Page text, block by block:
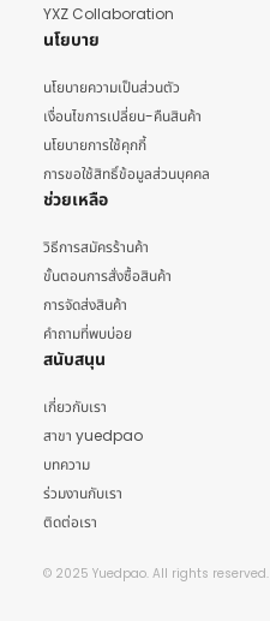
YXZ Collaboration
นโยบาย
นโยบายความเป็นส่วนตัว
เงื่อนไขการเปลี่ยน-คืนสินค้า
นโยบายการใช้คุกกี้
การขอใช้สิทธิ์ข้อมูลส่วนบุคคล
ช่วยเหลือ
วิธีการสมัครร้านค้า
ขั้นตอนการสั่งซื้อสินค้า
การจัดส่งสินค้า
คำถามที่พบบ่อย
สนับสนุน
เกี่ยวกับเรา
สาขา yuedpao
บทความ
ร่วมงานกับเรา
ติดต่อเรา
© 2025 Yuedpao. All rights reserved.